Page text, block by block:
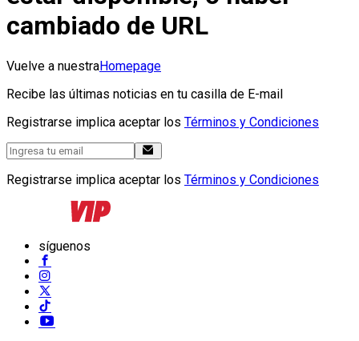
cambiado de URL
Vuelve a nuestraHomepage
Recibe las últimas noticias en tu casilla de E-mail
Registrarse implica aceptar los Términos y Condiciones
Registrarse implica aceptar los Términos y Condiciones
síguenos